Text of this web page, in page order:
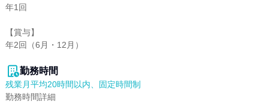
年1回
【賞与】
年2回（6月・12月）
勤務時間
残業月平均20時間以内、固定時間制
勤務時間詳細